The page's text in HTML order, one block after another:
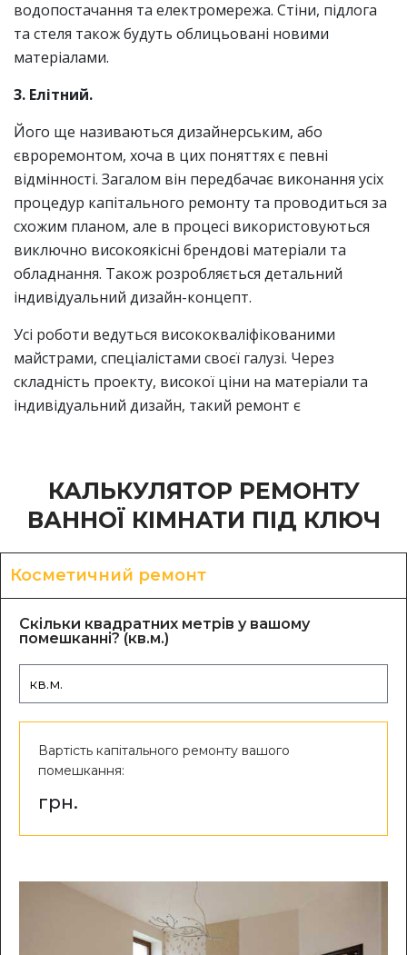
водопостачання та електромережа. Стіни, підлога
та стеля також будуть облицьовані новими
матеріалами.
3. Елітний.
Його ще називаються дизайнерським, або
євроремонтом, хоча в цих поняттях є певні
відмінності. Загалом він передбачає виконання усіх
процедур капітального ремонту та проводиться за
схожим планом, але в процесі використовуються
виключно високоякісні брендові матеріали та
обладнання. Також розробляється детальний
індивідуальний дизайн-концепт.
Усі роботи ведуться висококваліфікованими
майстрами, спеціалістами своєї галузі. Через
складність проекту, високої ціни на матеріали та
індивідуальний дизайн, такий ремонт є
КАЛЬКУЛЯТОР РЕМОНТУ
ВАННОЇ КІМНАТИ ПІД КЛЮЧ
Косметичний ремонт
Скільки квадратних метрів у вашому
помешканні? (кв.м.)
Вартість капітального ремонту вашого
помешкання:
грн.